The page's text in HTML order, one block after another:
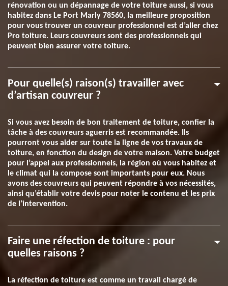
rénovation ou un dépannage de votre toiture aussi, si vous
habitez dans Le Port Marly 78560, la meilleure proposition
pour vous trouver un couvreur professionnel est d’aller chez
Pro toiture. Leurs couvreurs sont des professionnels qui
peuvent bien assurer votre toiture.
Pour quelle(s) raison(s) travailler avec
d’artisan couvreur ?
Si vous avez besoin de bon traitement de toiture, confier la
tâche à des couvreurs aguerris est recommandée. Ils
pourront vous aider sur toute la ligne de vos travaux de
toiture, en fonction du design de votre maison. Votre budget
pour l’appel aux professionnels, la région où vous habitez et
le climat qui la compose sont importants pour eux. Nous
avons des couvreurs qui peuvent répondre à vos nécessités,
ainsi qu’établir votre devis pour noter le contenu et les prix
de l’intervention.
Faire une réfection de toiture : pour
quelles raisons ?
La réfection de toiture est comme un travail chargé de